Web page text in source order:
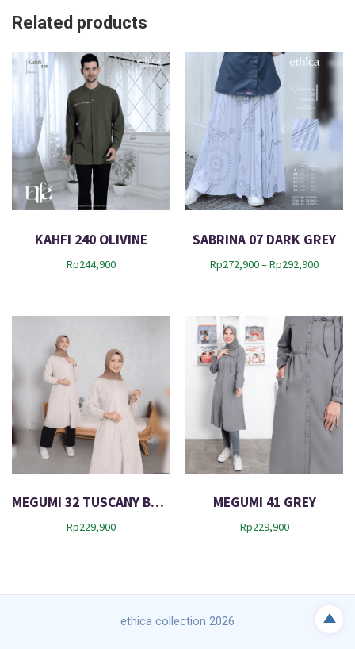
Related products
KAHFI 240 OLIVINE
Rp244,900
SABRINA 07 DARK GREY
Rp272,900–Rp292,900P
e
h
MEGUMI 32 TUSCANY BROWN
Rp229,900
MEGUMI 41 GREY
Rp229,900
ethica collection 2026